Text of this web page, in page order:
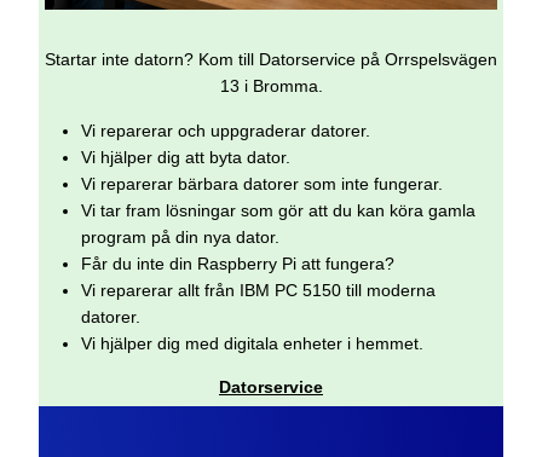
Startar inte datorn? Kom till Datorservice på Orrspelsvägen
13 i Bromma.
Vi reparerar och uppgraderar datorer.
Vi hjälper dig att byta dator.
Vi reparerar bärbara datorer som inte fungerar.
Vi tar fram lösningar som gör att du kan köra gamla
program på din nya dator.
Får du inte din Raspberry Pi att fungera?
Vi reparerar allt från IBM PC 5150 till moderna
datorer.
Vi hjälper dig med digitala enheter i hemmet.
Datorservice